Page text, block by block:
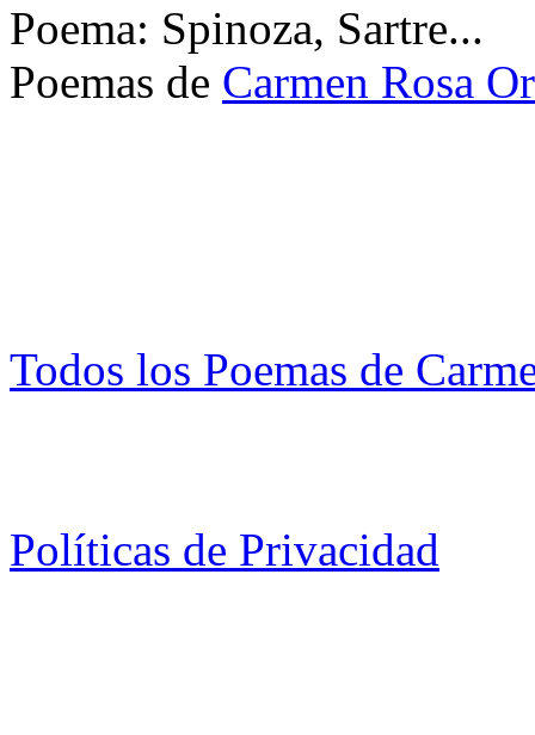
Poema: Spinoza, Sartre...
Poemas de Carmen Rosa
Todos los Poemas de
Políticas de Privacidad